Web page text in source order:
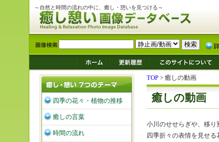
～自然と時間の流れの中に、癒し・憩いを見つける～
TOP > 癒しの動画
癒しの動画
小川のせせらぎや、移
四季折々の表情を見せ
四季の花々・植物の推移
癒しの言葉
時間の流れ